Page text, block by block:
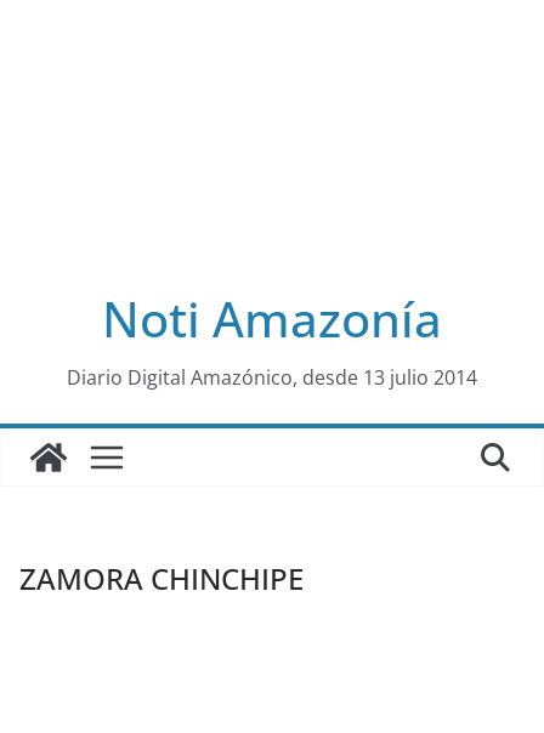
al
Noti Amazonía
Diario Digital Amazónico, desde 13 julio 2014
ZAMORA CHINCHIPE